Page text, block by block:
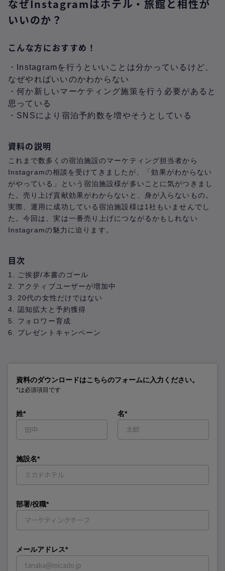
なぜInstagramはホテル・旅館と相性が
いいのか？
こんな方におすすめ！
・Instagramを行うといいことは分かっているけど、
なぜやればいいのかわからない
・何か新しいマーケティング施策を行う必要があると
思っている
・SNSにより宿泊予約数を増やそうとしている
資料の説明
これまで数多くの宿泊施設のマーケティング担当者から
Instagramの相談を受けてきましたが、「効果がわからない
がやっている」という宿泊施設様が多いことに気がつきまし
た。売り上げ貢献効果がわからないと、身が入らないもの。
実際、運用に成功している宿泊施設様は1社もいませんでし
た。今回は、実は一番売り上げにつながるかもしれない
Instagramの魅力に迫ります。
目次
1. ご挨拶/本書のゴール
2. アクティブユーザーが増加中
3. 20代の女性だけではない
4. 認知拡大と予約獲得
5. フォロワー育成
6. プレゼントキャンペーン
資料のダウンロードはこちらのフォームに入力ください。
*は必須項目です
姓* 名*
施設名*
部署/役職*
メールアドレス*